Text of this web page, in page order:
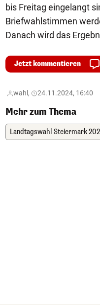
bis Freitag eingelangt
Briefwahlstimmen
Danach wird das
Jetzt kommentieren
wahl, 24.11.2024, 16:40
Mehr zum Thema
Landtagswahl Steiermark